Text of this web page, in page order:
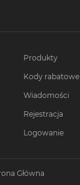
Produkty
Kody rabatowe
Wiadomości
Rejestracja
Logowanie
Główna